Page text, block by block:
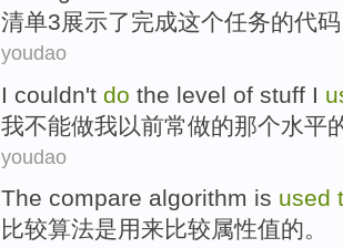
清单3展示了完成这个任务的代码
youdao
I couldn't do the level of stuff I
我不能做我以前常做的那个水平
youdao
The compare algorithm is used
比较算法是用来比较属性值的。